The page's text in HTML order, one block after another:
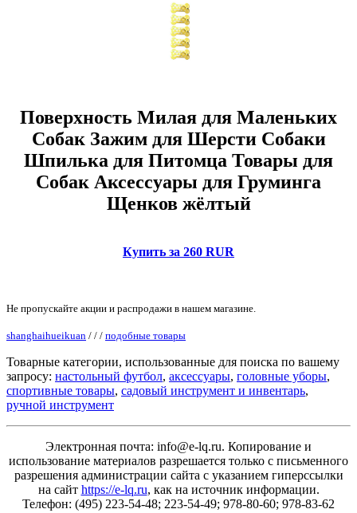
Поверхность Милая для Маленьких
Собак Зажим для Шерсти Собаки
Шпилька для Питомца Товары для
Собак Аксессуары для Груминга
Щенков жёлтый
Купить за 260 RUR
Не пропускайте акции и распродажи в нашем магазине.
shanghaihueikuan / / / подобные товары
Товарные категории, использованные для поиска по вашему
запросу: настольный футбол, аксессуары, головные уборы,
спортивные товары, садовый инструмент и инвентарь,
ручной инструмент
Электронная почта: info@e-lq.ru. Копирование и
использование материалов разрешается только с письменного
разрешения администрации сайта с указанием гиперссылки
на сайт https://e-lq.ru, как на источник информации.
Телефон: (495) 223-54-48; 223-54-49; 978-80-60; 978-83-62